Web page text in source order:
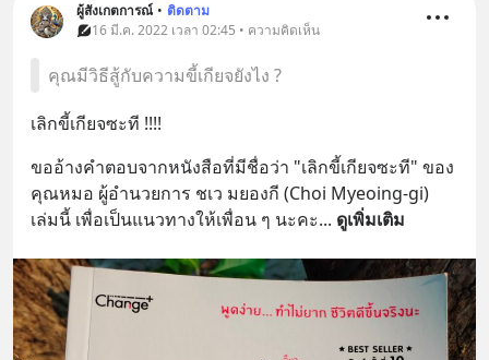
ผู้สังเกตการณ์ • ติดตาม
16 มี.ค. 2022 เวลา 02:45 • ความคิดเห็น
คุณมีวิธีสู้กับความขี้เกียจยังไง ?
เลิกขี้เกียจซะที !!!!
ขออ้างคำตอบจากหนังสือที่มีชื่อว่า "เลิกขี้เกียจซะที" ของ
คุณหมอ ผู้อำนวยการ ชเว มยองกี (Choi Myeoing-gi)
เล่มนี้ เพื่อเป็นแนวทางให้เพื่อน ๆ นะคะ... ดูเพิ่มเติม